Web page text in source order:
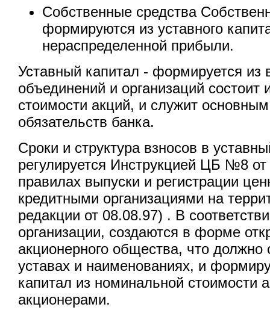
Собственные средства
формируются из уставного
нераспределенной прибыли.
Уставный капитал - формируется из
объединений и организаций состоит
стоимости акций, и служит
обязательств банка.
Сроки и структура взносов в
регулируется Инструкцией ЦБ №8
правилах выпуски и регистрации
кредитными организациями на
редакции от 08.08.97) . В
организации, создаются в форме
акционерного общества, что должно
уставах и наименованиях, и
капитал из номинальной стоимости
акционерами.